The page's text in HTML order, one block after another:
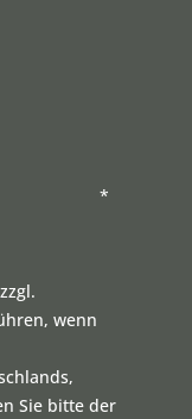
*
wenn
Sie bitte der